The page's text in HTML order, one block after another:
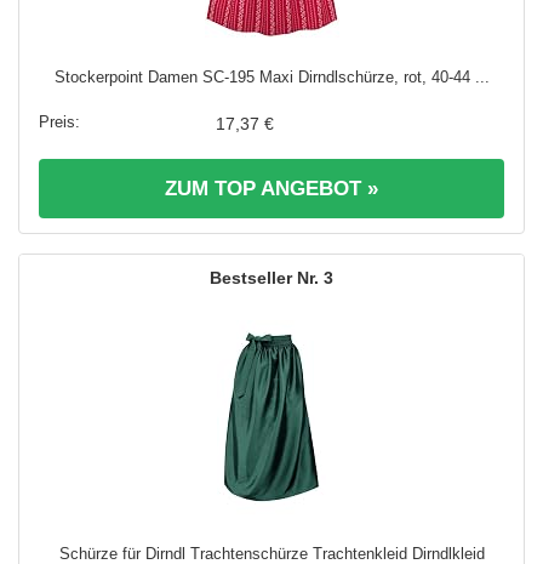
Stockerpoint Damen SC-195 Maxi Dirndlschürze, rot, 40-44 ...
17,37 €
ZUM TOP ANGEBOT »
3
Schürze für Dirndl Trachtenschürze Trachtenkleid Dirndlkleid